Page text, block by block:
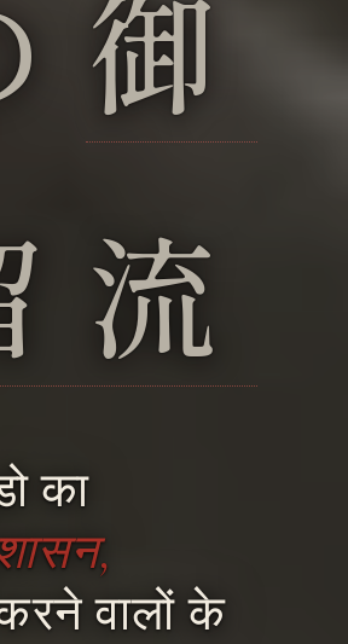
御
流
का
वालों के